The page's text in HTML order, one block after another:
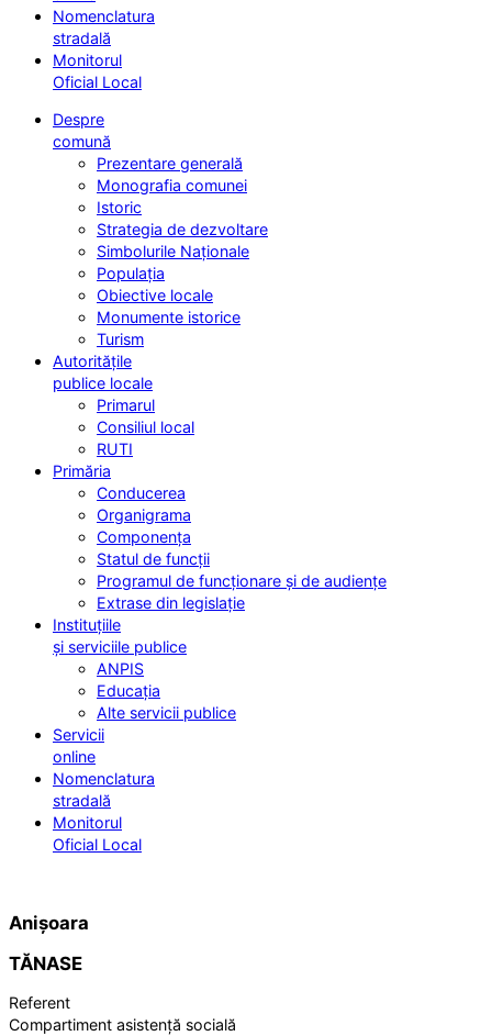
Nomenclatura
stradală
Monitorul
Oficial Local
Despre
comună
Prezentare generală
Monografia comunei
Istoric
Strategia de dezvoltare
Simbolurile Naționale
Populația
Obiective locale
Monumente istorice
Turism
Autoritățile
publice locale
Primarul
Consiliul local
RUTI
Primăria
Conducerea
Organigrama
Componența
Statul de funcții
Programul de funcționare și de audiențe
Extrase din legislație
Instituțiile
și serviciile publice
ANPIS
Educația
Alte servicii publice
Servicii
online
Nomenclatura
stradală
Monitorul
Oficial Local
Anișoara
TĂNASE
Referent
Compartiment asistență socială